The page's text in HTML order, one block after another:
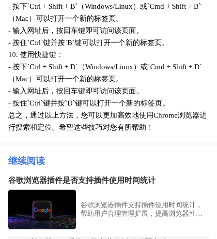
- 按下`Ctrl + Shift + B`（Windows/Linux）或`Cmd + Shift + B`
（Mac）可以打开一个新的标签页。
- 输入网址后，按回车键即可访问该页面。
- 按住`Ctrl`键并按`B`键可以打开一个新的标签页。
10. 使用快捷键：
- 按下`Ctrl + Shift + D`（Windows/Linux）或`Cmd + Shift + D`
（Mac）可以打开一个新的标签页。
- 输入网址后，按回车键即可访问该页面。
- 按住`Ctrl`键并按`D`键可以打开一个新的标签页。
总之，通过以上方法，您可以更加高效地使用Chrome浏览器进
行搜索和定位。希望这些技巧对您有所帮助！
继续阅读
谷歌浏览器插件是否支持插件使用时间统计
谷歌浏览器插件支持插件使用时间统计，
帮助用户合理管理扩展，提高浏览器性